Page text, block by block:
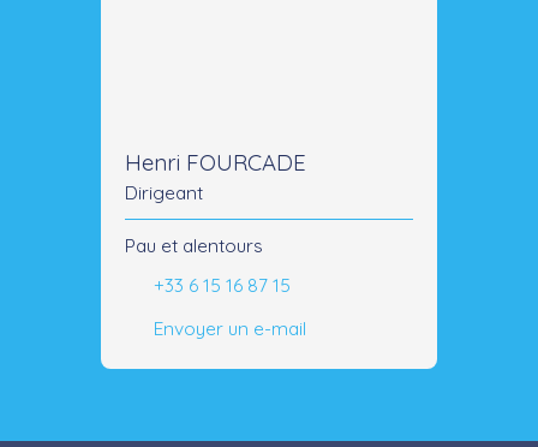
Henri FOURCADE
Dirigeant
Pau et alentours
+33 6 15 16 87 15
Envoyer un e-mail